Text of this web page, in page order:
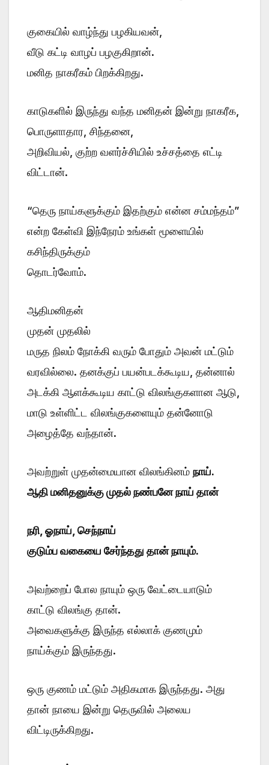
குகையில் வாழ்ந்து பழகியவன்,
வீடு கட்டி வாழப் பழகுகிறான்.
மனித நாகரீகம் பிறக்கிறது.
காடுகளில் இருந்து வந்த மனிதன் இன்று நாகரீக,
பொருளாதார, சிந்தனை,
அறிவியல், குற்ற வளர்ச்சியில் உச்சத்தை எட்டி
விட்டான்.
“தெரு நாய்களுக்கும் இதற்கும் என்ன சம்மந்தம்”
என்ற கேள்வி இந்நேரம் உங்கள் மூளையில்
கசிந்திருக்கும்
தொடர்வோம்.
ஆதிமனிதன்
முதன் முதலில்
மருத நிலம் நோக்கி வரும் போதும் அவன் மட்டும்
வரவில்லை. தனக்குப் பயன்படக்கூடிய, தன்னால்
அடக்கி ஆளக்கூடிய காட்டு விலங்குகளான ஆடு,
மாடு உள்ளிட்ட விலங்குகளையும் தன்னோடு
அழைத்தே வந்தான்.
அவற்றுள் முதன்மையான விலங்கினம் நாய்.
ஆதி மனிதனுக்கு முதல் நண்பனே நாய் தான்
நரி, ஓநாய், செந்நாய்
குடும்ப வகையை சேர்ந்தது தான் நாயும்.
அவற்றைப் போல நாயும் ஒரு வேட்டையாடும்
காட்டு விலங்கு தான்.
அவைகளுக்கு இருந்த எல்லாக் குணமும்
நாய்க்கும் இருந்தது.
ஒரு குணம் மட்டும் அதிகமாக இருந்தது. அது
தான் நாயை இன்று தெருவில் அலைய
விட்டிருக்கிறது.